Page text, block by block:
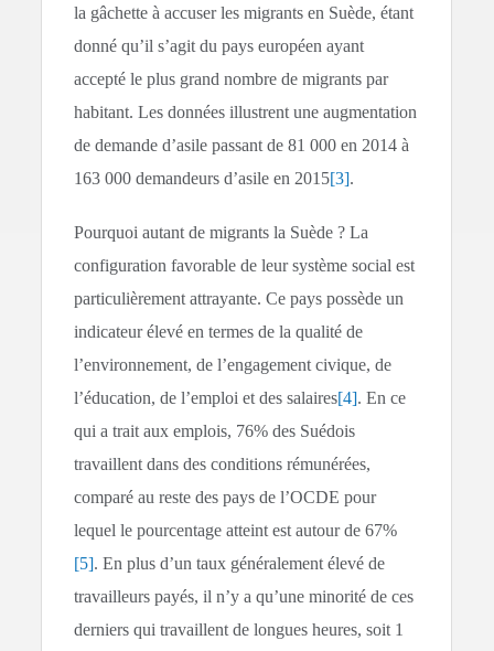
la gâchette à accuser les migrants en Suède, étant
donné qu’il s’agit du pays européen ayant
accepté le plus grand nombre de migrants par
habitant. Les données illustrent une augmentation
de demande d’asile passant de 81 000 en 2014 à
163 000 demandeurs d’asile en 2015[3].
Pourquoi autant de migrants la Suède ? La
configuration favorable de leur système social est
particulièrement attrayante. Ce pays possède un
indicateur élevé en termes de la qualité de
l’environnement, de l’engagement civique, de
l’éducation, de l’emploi et des salaires[4]. En ce
qui a trait aux emplois, 76% des Suédois
travaillent dans des conditions rémunérées,
comparé au reste des pays de l’OCDE pour
lequel le pourcentage atteint est autour de 67%
[5]. En plus d’un taux généralement élevé de
travailleurs payés, il n’y a qu’une minorité de ces
derniers qui travaillent de longues heures, soit 1